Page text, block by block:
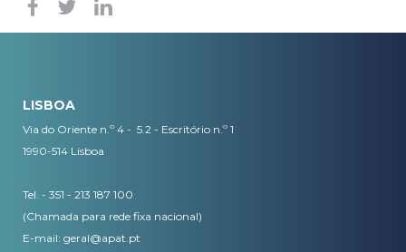
LISBOA
Via do Oriente n.º 4 - 5.2 - Escritório n.º 1
1990-514 Lisboa
Tel. - 351 - 213 187 100
(Chamada para rede fixa nacional)
E-mail: geral@apat.pt